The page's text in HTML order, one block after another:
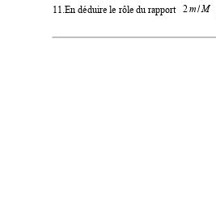
11.En déduire le rôle du rapport 2m/M